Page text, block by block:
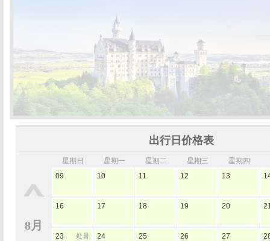
出行日价格表
8月
星期日 星期一 星期二 星期三 星期四
09
10 11 12 13
16 17 18 19 20
23 处暑 24 25 26 27